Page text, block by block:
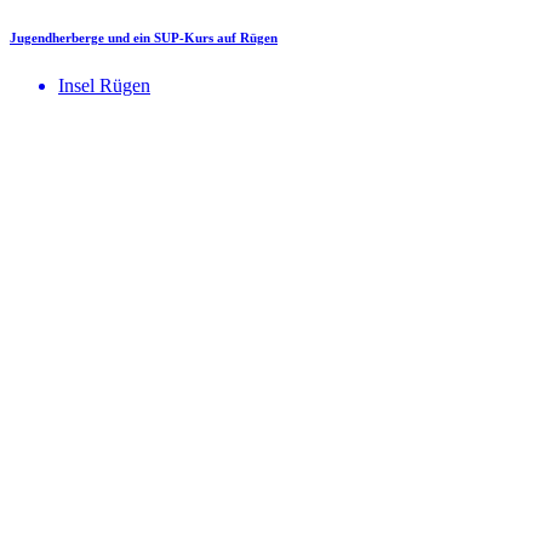
Jugendherberge und ein SUP-Kurs auf Rügen
Insel Rügen